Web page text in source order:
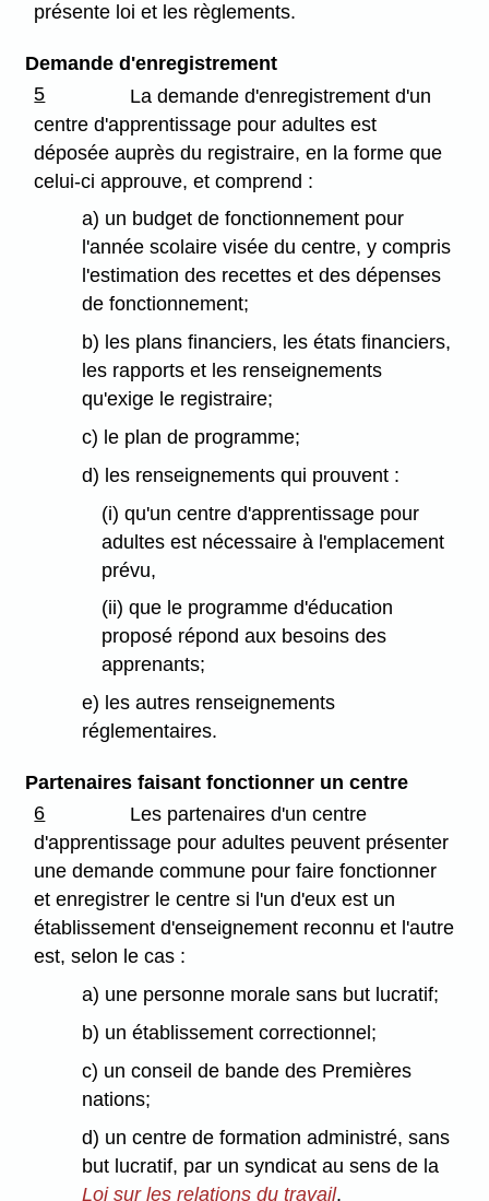
présente loi et les règlements.
Demande d'enregistrement
5
La demande d'enregistrement d'un
centre d'apprentissage pour adultes est
déposée auprès du registraire, en la forme que
celui-ci approuve, et comprend :
a) un budget de fonctionnement pour
l'année scolaire visée du centre, y compris
l'estimation des recettes et des dépenses
de fonctionnement;
b) les plans financiers, les états financiers,
les rapports et les renseignements
qu'exige le registraire;
c) le plan de programme;
d) les renseignements qui prouvent :
(i) qu'un centre d'apprentissage pour
adultes est nécessaire à l'emplacement
prévu,
(ii) que le programme d'éducation
proposé répond aux besoins des
apprenants;
e) les autres renseignements
réglementaires.
Partenaires faisant fonctionner un centre
6
Les partenaires d'un centre
d'apprentissage pour adultes peuvent présenter
une demande commune pour faire fonctionner
et enregistrer le centre si l'un d'eux est un
établissement d'enseignement reconnu et l'autre
est, selon le cas :
a) une personne morale sans but lucratif;
b) un établissement correctionnel;
c) un conseil de bande des Premières
nations;
d) un centre de formation administré, sans
but lucratif, par un syndicat au sens de la
Loi sur les relations du travail.